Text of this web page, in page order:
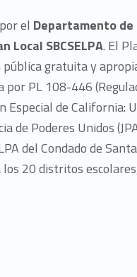
el Departamento
Local SBCSELPA. El
gratuita y
por PL 108-446
de California:
de Poderes Unidos
del Condado de
20 distritos